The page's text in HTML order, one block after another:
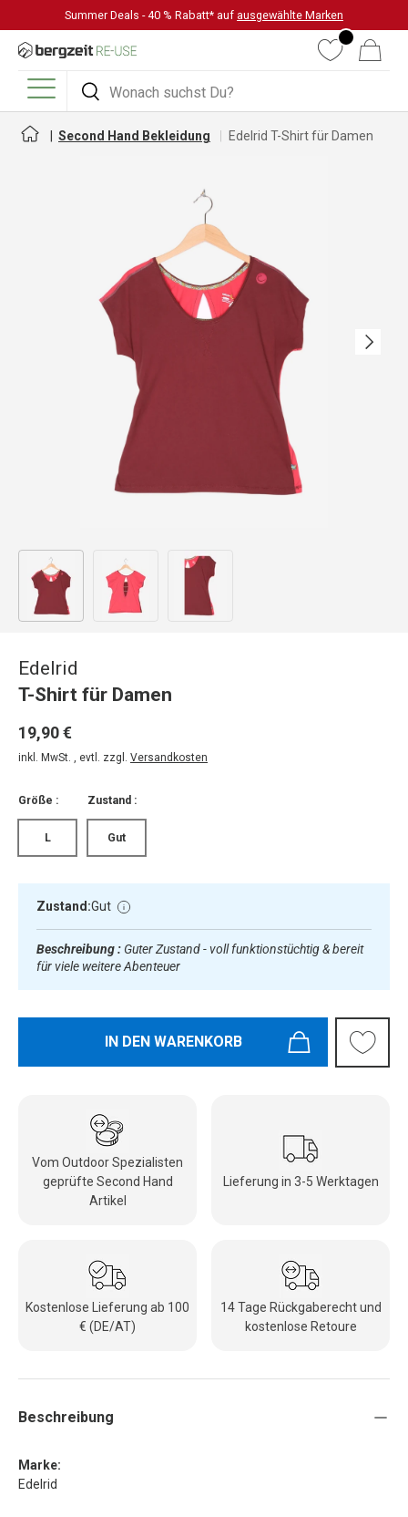
DIREKT ZUM INHALT
Summer Deals - 40 % Rabatt* auf ausgewählte Marken
Suchen
Suchen
WunschlisteWarenkorb
Menü
Second Hand Bekleidung Edelrid T-Shirt für Damen
Nächste
Bild 1 in Galerieansicht laden
Edelrid
T-Shirt für Damen
19,90 €
inkl. MwSt. , evtl. zzgl. Versandkosten
Größe :
L
Zustand :
Gut
Zustand:Gut
Beschreibung : Guter Zustand - voll funktionstüchtig & bereit
für viele weitere Abenteuer
IN DEN WARENKORB
Vom Outdoor Spezialisten
geprüfte Second Hand
Artikel
Lieferung in 3-5 Werktagen
Kostenlose Lieferung ab 100
€ (DE/AT)
14 Tage Rückgaberecht und
kostenlose Retoure
Beschreibung
Marke:
Edelrid